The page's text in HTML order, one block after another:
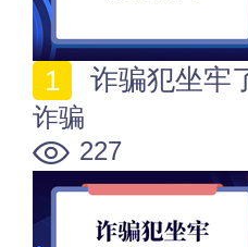
诈骗犯坐牢
诈骗
227